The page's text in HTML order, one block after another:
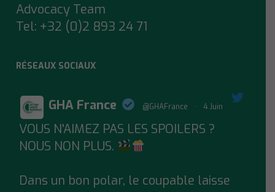
Advocacy Team
Tel: +32 (0)2 893 24 71
RÉSEAUX SOCIAUX
;
GHA France @GHAFrance · 4 Juin
VOUS N'AIMEZ PAS LES SPOILERS ?
NOUS NON PLUS.
Dans un bon polar, le coupable laisse